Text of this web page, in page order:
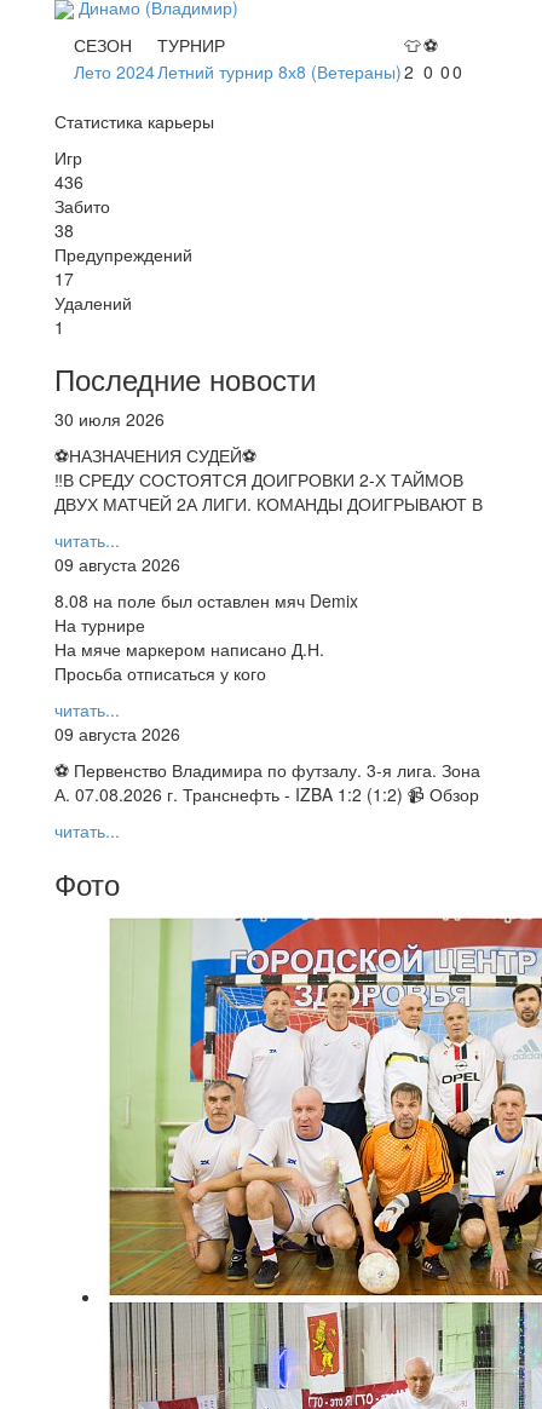
Динамо (Владимир)
СЕЗОН
ТУРНИР 👕⚽
Лето 2024Летний турнир 8х8 (Ветераны)2 0 00
Статистика карьеры
Игр
436
Забито
38
Предупреждений
17
Удалений
1
Последние новости
30 июля 2026
⚽НАЗНАЧЕНИЯ СУДЕЙ⚽
‼В СРЕДУ СОСТОЯТСЯ ДОИГРОВКИ 2-Х ТАЙМОВ
ДВУХ МАТЧЕЙ 2А ЛИГИ. КОМАНДЫ ДОИГРЫВАЮТ В
читать...
09 августа 2026
8.08 на поле был оставлен мяч Demix
На турнире
На мяче маркером написано Д.Н.
Просьба отписаться у кого
читать...
09 августа 2026
⚽ Первенство Владимира по футзалу. 3-я лига. Зона
А. 07.08.2026 г. Транснефть - IZBA 1:2 (1:2) 📹 Обзор
читать...
Фото